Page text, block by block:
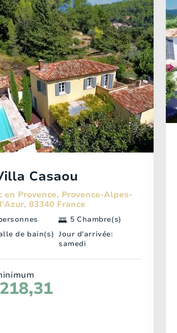
Casaou
en Provence, Provence-Alpes-
83340 France
5 Chambre(s)
de bain(s) Jour d'arrivée:
samedi